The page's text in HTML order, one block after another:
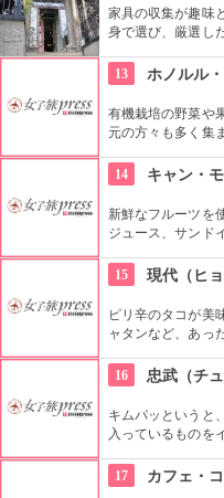
家具の収集が趣味
身で選び、厳選し
併設しています。
イーツ、サンドイ
13 ホノルル
有機栽培の野菜や
元の方々も多く集
込んで宿でいただ
14 キャン・
新鮮なフルーツを
ジュース、サンド
美味しいスイーツ
15 現代（ヒ
ピリ辛のタコが美
ャタンなど、あっ
ご飯も止まらなく
16 忠武（チ
キムパッというと
入っているものを
さんに支持されて
夜食にできそうで
17 カフェ・